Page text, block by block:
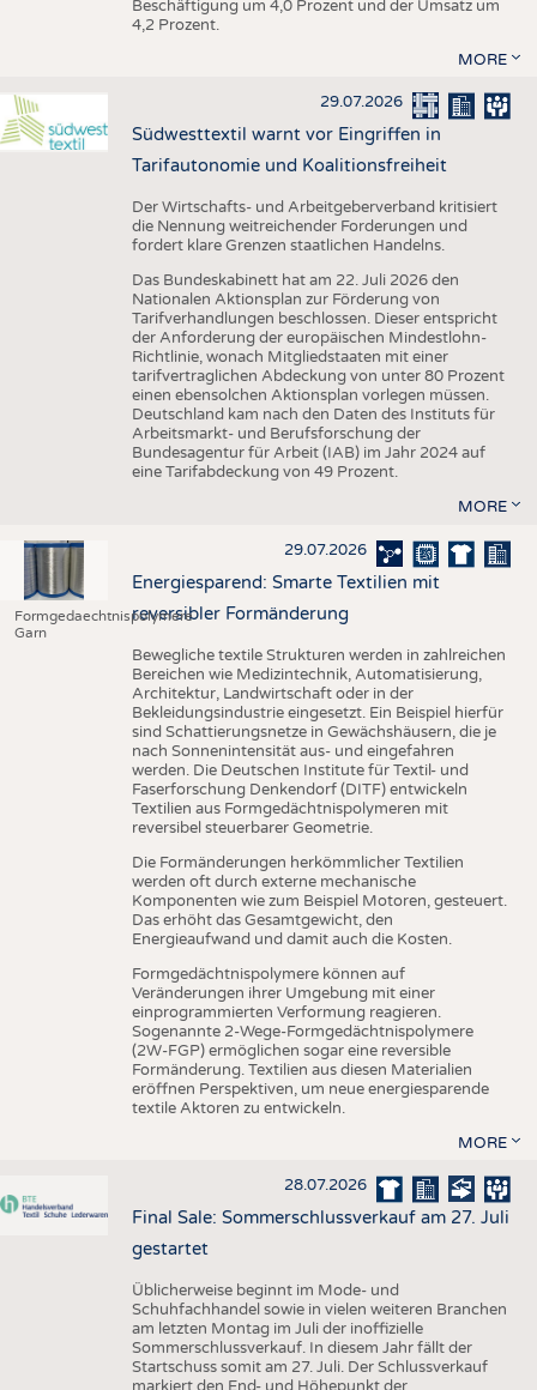
Beschäftigung um 4,0 Prozent und der Umsatz um
4,2 Prozent.
MORE
29.07.2026
Südwesttextil warnt vor Eingriffen in
Tarifautonomie und Koalitionsfreiheit
Der Wirtschafts- und Arbeitgeberverband kritisiert
die Nennung weitreichender Forderungen und
fordert klare Grenzen staatlichen Handelns.
Das Bundeskabinett hat am 22. Juli 2026 den
Nationalen Aktionsplan zur Förderung von
Tarifverhandlungen beschlossen. Dieser entspricht
der Anforderung der europäischen Mindestlohn-
Richtlinie, wonach Mitgliedstaaten mit einer
tarifvertraglichen Abdeckung von unter 80 Prozent
einen ebensolchen Aktionsplan vorlegen müssen.
Deutschland kam nach den Daten des Instituts für
Arbeitsmarkt- und Berufsforschung der
Bundesagentur für Arbeit (IAB) im Jahr 2024 auf
eine Tarifabdeckung von 49 Prozent.
MORE
Formgedaechtnispolymere
Garn
29.07.2026
Energiesparend: Smarte Textilien mit
reversibler Formänderung
Bewegliche textile Strukturen werden in zahlreichen
Bereichen wie Medizintechnik, Automatisierung,
Architektur, Landwirtschaft oder in der
Bekleidungsindustrie eingesetzt. Ein Beispiel hierfür
sind Schattierungsnetze in Gewächshäusern, die je
nach Sonnenintensität aus- und eingefahren
werden. Die Deutschen Institute für Textil- und
Faserforschung Denkendorf (DITF) entwickeln
Textilien aus Formgedächtnispolymeren mit
reversibel steuerbarer Geometrie.
Die Formänderungen herkömmlicher Textilien
werden oft durch externe mechanische
Komponenten wie zum Beispiel Motoren, gesteuert.
Das erhöht das Gesamtgewicht, den
Energieaufwand und damit auch die Kosten.
Formgedächtnispolymere können auf
Veränderungen ihrer Umgebung mit einer
einprogrammierten Verformung reagieren.
Sogenannte 2-Wege-Formgedächtnispolymere
(2W-FGP) ermöglichen sogar eine reversible
Formänderung. Textilien aus diesen Materialien
eröffnen Perspektiven, um neue energiesparende
textile Aktoren zu entwickeln.
MORE
28.07.2026
Final Sale: Sommerschlussverkauf am 27. Juli
gestartet
Üblicherweise beginnt im Mode- und
Schuhfachhandel sowie in vielen weiteren Branchen
am letzten Montag im Juli der inoffizielle
Sommerschlussverkauf. In diesem Jahr fällt der
Startschuss somit am 27. Juli. Der Schlussverkauf